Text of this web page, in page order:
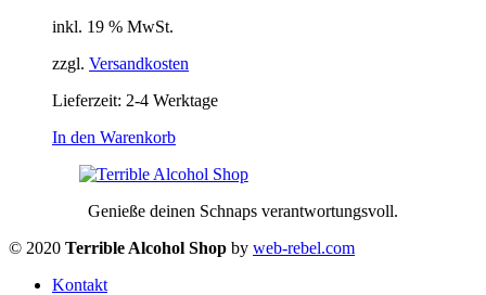
inkl. 19 % MwSt.
zzgl. Versandkosten
Lieferzeit: 2-4 Werktage
In den Warenkorb
Genieße deinen Schnaps verantwortungsvoll.
© 2020 Terrible Alcohol Shop by web-rebel.com
Kontakt